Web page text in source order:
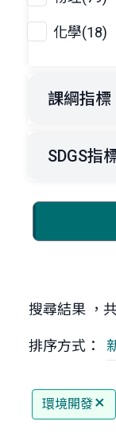
化學(18)
課綱指標
SDGS指
搜尋結果 ，
排序方式：
環境開發